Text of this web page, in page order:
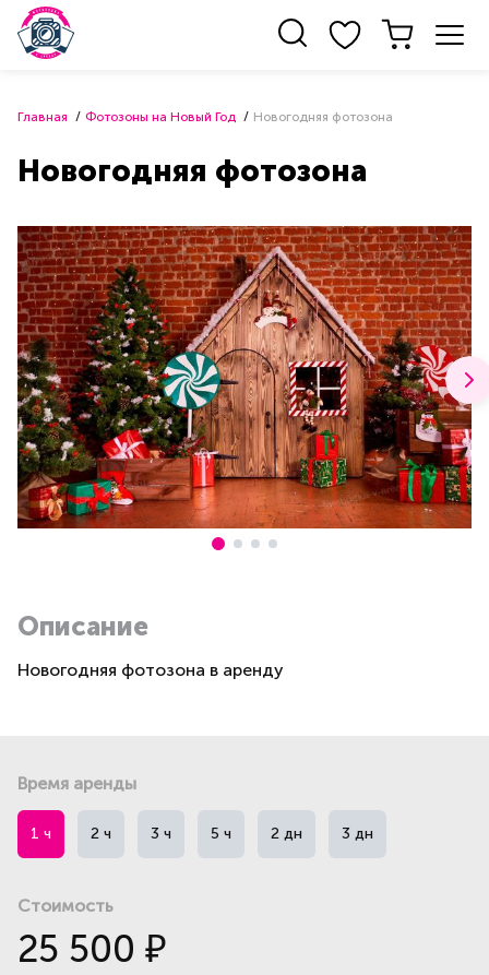
Главная Фотозоны на Новый Год Новогодняя фотозона
Новогодняя фотозона
Описание
Новогодняя фотозона в аренду
Время аренды
1 ч 2 ч 3 ч 5 ч 2 дн 3 дн
Стоимость
25 500 ₽